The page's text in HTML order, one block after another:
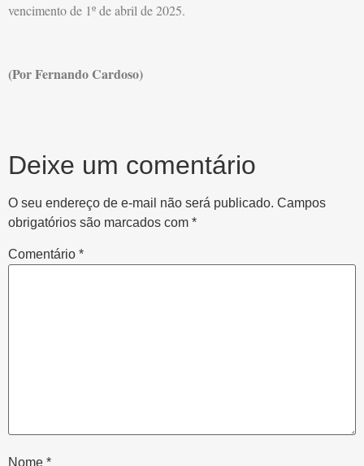
vencimento de 1º de abril de 2025.
(Por Fernando Cardoso)
Deixe um comentário
O seu endereço de e-mail não será publicado. Campos
obrigatórios são marcados com *
Comentário *
Nome *